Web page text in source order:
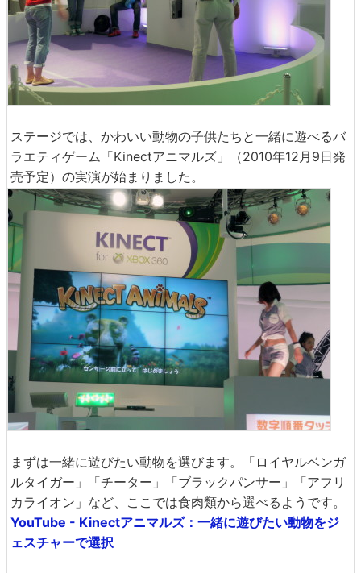
ステージでは、かわいい動物の子供たちと一緒に遊べるバ
ラエティゲーム「Kinectアニマルズ」（2010年12月9日発
売予定）の実演が始まりました。
まずは一緒に遊びたい動物を選びます。「ロイヤルベンガ
ルタイガー」「チーター」「ブラックパンサー」「アフリ
カライオン」など、ここでは食肉類から選べるようです。
YouTube - Kinectアニマルズ：一緒に遊びたい動物をジ
ェスチャーで選択